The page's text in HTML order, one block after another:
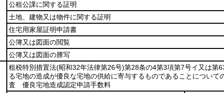
公租公課に関する証明
土地、建物又は物件に関する証明
住宅用家屋証明申請書
公簿又は図面の閲覧
公簿又は図面の謄写
租税特別措置法(昭和32年法律第26号)第28条の4第3項第7号イ又は第
る宅地の造成が優良な宅地の供給に寄与するものであることについて
査 優良宅地造成認定申請手数料